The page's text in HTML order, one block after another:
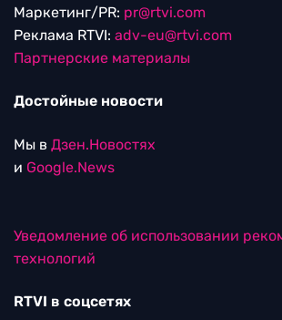
Маркетинг/PR: pr@rtvi.com
Реклама RTVI: adv-eu@rtvi.com
Партнерские материалы
Достойные новости
Мы в Дзен.Новостях
и Google.News
Уведомление об использовании
технологий
RTVI в соцсетях